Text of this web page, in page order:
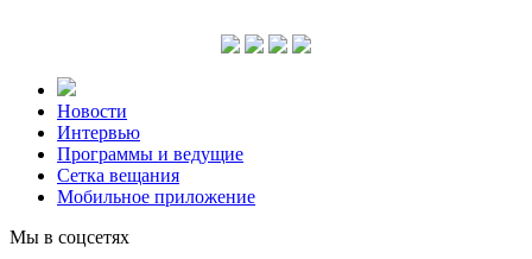
Новости
Интервью
Программы и ведущие
Сетка вещания
Мобильное приложение
Мы в соцсетях